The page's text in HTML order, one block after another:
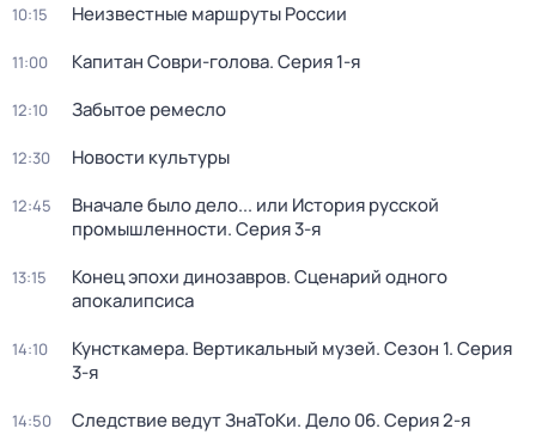
10:15 Неизвестные маршруты России
11:00 Капитан Соври-голова. Серия 1-я
12:10 Забытое ремесло
12:30 Новости культуры
12:45
Вначале было дело... или История русской
промышленности. Серия 3-я
13:15
Конец эпохи динозавров. Сценарий одного
апокалипсиса
14:10 Кунсткамера. Вертикальный музей. Сезон 1. Серия
3-я
14:50 Следствие ведут ЗнаТоКи. Дело 06. Серия 2-я